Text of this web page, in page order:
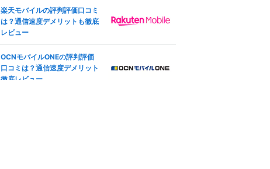
プ変更も
mineo(マイネオ)マイページ徹
順も紹介
リー化＆格安SIM(MVNO)で使
う全手順
SoftBank版iPad Pro 11インチ
年秋モデルのSIMロック解除方
法は？SIMフリー化＆格安SIM
(MVNO)で使う全手順
楽天モバイルの評判評価口コミ
は？通信速度デメリットも徹底
レビュー
OCNモバイルONEの評判評価
口コミは？通信速度デメリット
徹底レビュー